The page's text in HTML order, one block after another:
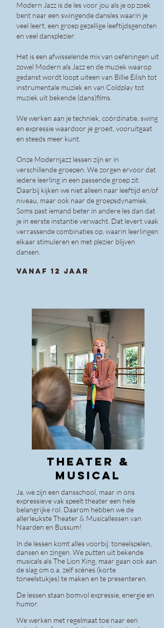
Modern Jazz is de les voor jou als je op zoek
bent naar een swingende dansles waarin je
veel leert, een groep gezellige leeftijdsgenoten
en veel dansplezier.
Het is een afwisselende mix van oefeningen uit
zowel Modern als Jazz en de muziek waarop
gedanst wordt loopt uiteen van Billie Eilish tot
instrumentale muziek en van Coldplay tot
muziek uit bekende (dans)films.
We werken aan je techniek, coördinatie, swing
en expressie waardoor je groeit, vooruitgaat
en steeds meer kunt.
Onze Modernjazz lessen zijn er in
verschillende groepen. We zorgen ervoor dat
iedere leerling in een passende groep zit.
Daarbij kijken we niet alleen naar leeftijd en/of
niveau, maar ook naar de groepsdynamiek.
Soms past iemand beter in andere les dan dat
je in eerste instantie verwacht. Dat levert vaak
verrassende combinaties op, waarin leerlingen
elkaar stimuleren en met plezier blijven
dansen.
vanaf 12 jaar
Theater &
musical
Ja, we zijn een dansschool, maar in ons
expressieve vak speelt theater een hele
belangrijke rol. Daarom hebben we de
allerleukste Theater & Musicallessen van
Naarden en Bussum!
In de lessen komt alles voorbij: toneelspelen,
dansen en zingen. We putten uit bekende
musicals als The Lion King, maar gaan ook aan
de slag om o.a. zelf scènes (korte
toneelstukjes) te maken en te presenteren.
De lessen staan bomvol expressie, energie en
humor.
We werken met regelmaat toe naar een